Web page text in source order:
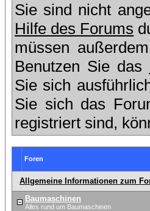
Sie sind nicht
Hilfe des Forums
müssen
Benutzen Sie das
Sie sich
Sie sich das
registriert sind,
Foren
Allgemeine Informationen zum
Baumaschinen
Alles rund um Baumaschinen